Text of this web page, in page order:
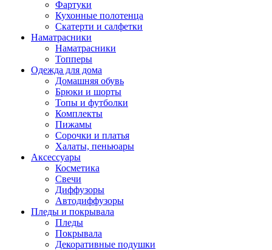
Фартуки
Кухонные полотенца
Скатерти и салфетки
Наматрасники
Наматрасники
Топперы
Одежда для дома
Домашняя обувь
Брюки и шорты
Топы и футболки
Комплекты
Пижамы
Сорочки и платья
Халаты, пеньюары
Аксессуары
Косметика
Свечи
Диффузоры
Автодиффузоры
Пледы и покрывала
Пледы
Покрывала
Декоративные подушки